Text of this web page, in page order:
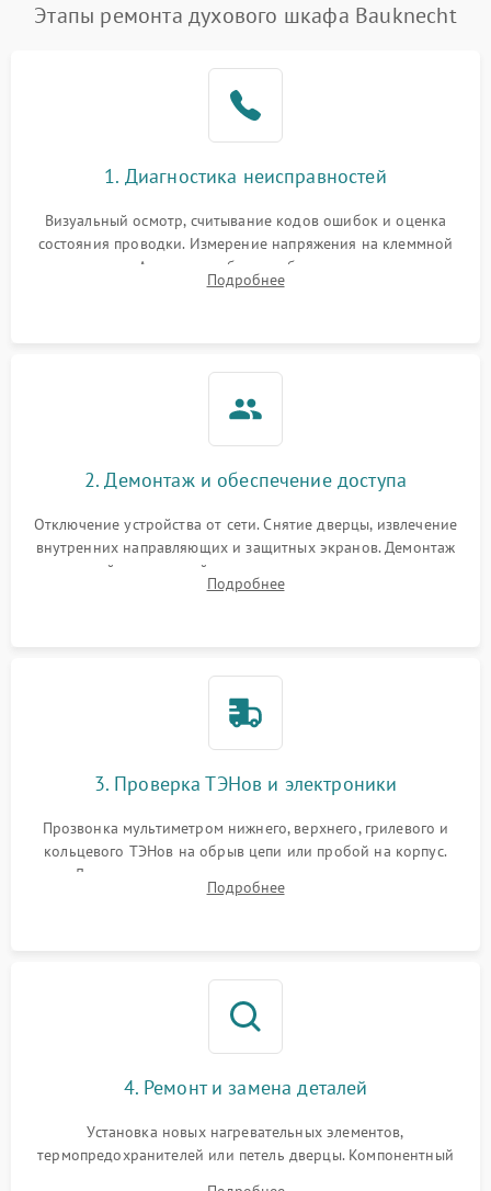
Этапы ремонта духового шкафа Bauknecht
1. Диагностика неисправностей
Визуальный осмотр, считывание кодов ошибок и оценка
состояния проводки. Измерение напряжения на клеммной
колодке. Анализ жалоб на проблемы с нагревом,
конвекцией, панелью управления или блокировкой дверцы.
Подробнее
2. Демонтаж и обеспечение доступа
Отключение устройства от сети. Снятие дверцы, извлечение
внутренних направляющих и защитных экранов. Демонтаж
задней или верхней панели для прямого доступа к
нагревательным элементам, плате и вентиляторам.
Подробнее
3. Проверка ТЭНов и электроники
Прозвонка мультиметром нижнего, верхнего, грилевого и
кольцевого ТЭНов на обрыв цепи или пробой на корпус.
Диагностика термостата, датчиков температуры,
переключателя режимов и мотора конвекции.
Подробнее
4. Ремонт и замена деталей
Установка новых нагревательных элементов,
термопредохранителей или петель дверцы. Компонентный